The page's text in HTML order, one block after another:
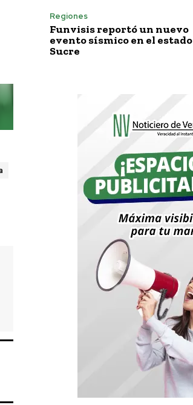
Regiones
Funvisis reportó un nuevo
evento sísmico en el estado
Sucre